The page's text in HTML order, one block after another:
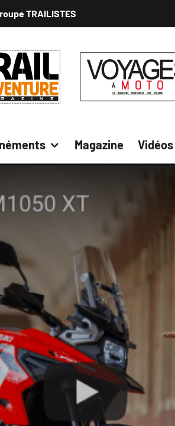
TRAILISTES
Magazine Vidéos